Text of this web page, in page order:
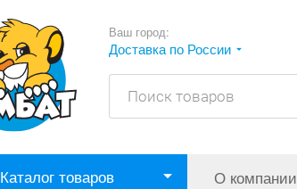
Ваш город:
Доставка по России
Каталог товаров О компании